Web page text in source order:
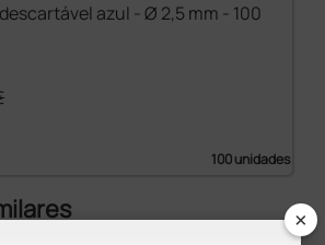
azul - Ø 2,5 mm - 100
100 unidades
×